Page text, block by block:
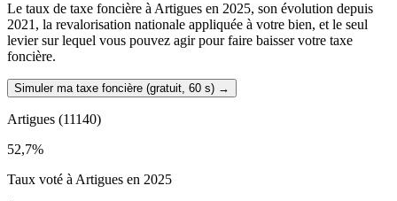
Le taux de taxe foncière à Artigues en 2025, son évolution depuis
2021, la revalorisation nationale appliquée à votre bien, et le seul
levier sur lequel vous pouvez agir pour faire baisser votre taxe
foncière.
Simuler ma taxe foncière (gratuit, 60 s) →
Artigues (11140)
52,7%
Taux voté à Artigues en 2025